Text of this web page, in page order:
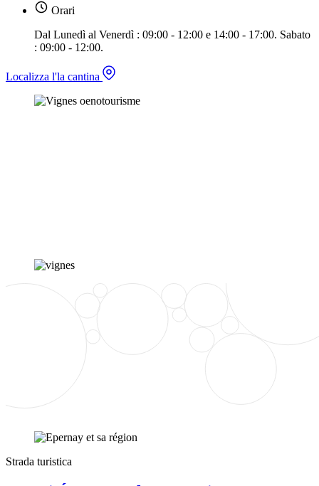
Orari
Dal Lunedì al Venerdì : 09:00 - 12:00 e 14:00 - 17:00. Sabato
: 09:00 - 12:00.
Localizza l'la cantina
Strada turistica